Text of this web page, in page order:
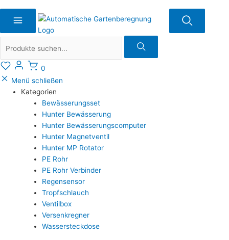
0
Menü schließen
Kategorien
Bewässerungsset
Hunter Bewässerung
Hunter Bewässerungscomputer
Hunter Magnetventil
Hunter MP Rotator
PE Rohr
PE Rohr Verbinder
Regensensor
Tropfschlauch
Ventilbox
Versenkregner
Wassersteckdose